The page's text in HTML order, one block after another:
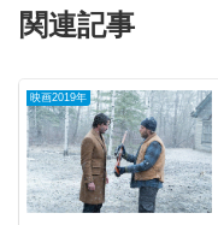
関連記事
映画2019年